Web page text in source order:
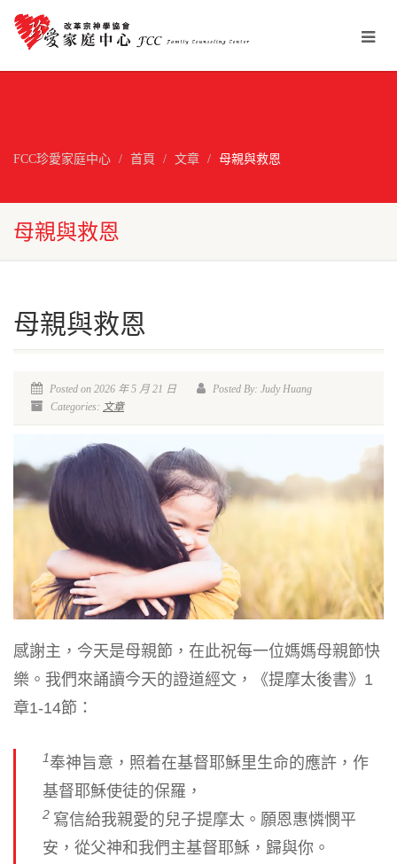
FCC珍愛家庭中心 首頁 文章 母親與救恩
母親與救恩
母親與救恩
Posted on 2026 年 5 月 21 日
Posted By: Judy Huang
Categories: 文章
感謝主，今天是母親節，在此祝每一位媽媽母親節快
樂。我們來誦讀今天的證道經文，《提摩太後書》1
章1-14節：
1奉神旨意，照着在基督耶穌里生命的應許，作
基督耶穌使徒的保羅，
2 寫信給我親愛的兒子提摩太。願恩惠憐憫平
安，從父神和我們主基督耶穌，歸與你。